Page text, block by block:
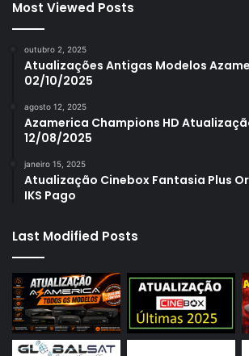
Most Viewed Posts
outubro 2, 2025
Atualizações Antigas Modelos
02/10/2025
agosto 12, 2025
Azamerica Champions HD
12/08/2025
janeiro 15, 2025
Atualização Cinebox Fantasia Plus
IKS Pago
Last Modified Posts